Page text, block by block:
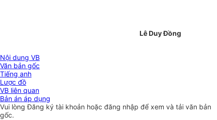
Lê Duy Đồng
Nội dung VB
Văn bản gốc
Tiếng anh
Lược đồ
VB liên quan
Bản án áp dụng
Vui lòngĐăng ký tài khoản hoặc đăng nhập để xem và tải văn bản
gốc.